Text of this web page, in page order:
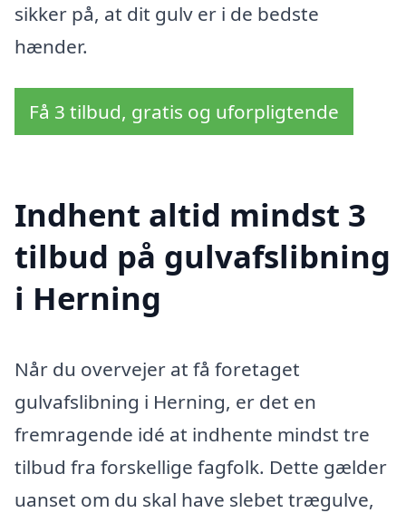
sikker på, at dit gulv er i de bedste
hænder.
Få 3 tilbud, gratis og uforpligtende
Indhent altid mindst 3
tilbud på gulvafslibning
i Herning
Når du overvejer at få foretaget
gulvafslibning i Herning, er det en
fremragende idé at indhente mindst tre
tilbud fra forskellige fagfolk. Dette gælder
uanset om du skal have slebet trægulve,